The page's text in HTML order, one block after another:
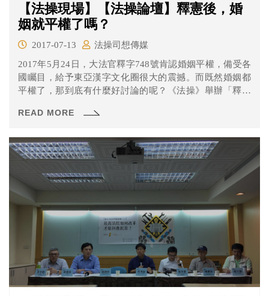
【法操現場】【法操論壇】釋憲後，婚
姻就平權了嗎？
2017-07-13
法操司想傳媒
2017年5月24日，大法官釋字748號肯認婚姻平權，備受各
國矚目，給予東亞漢字文化圈很大的震撼。而既然婚姻都
平權了，那到底有什麼好討論的呢？《法操》舉辦「釋憲
律師及伴侶盟簡至潔秘書長，來跟我們談談同性伴侶要結
READ MORE